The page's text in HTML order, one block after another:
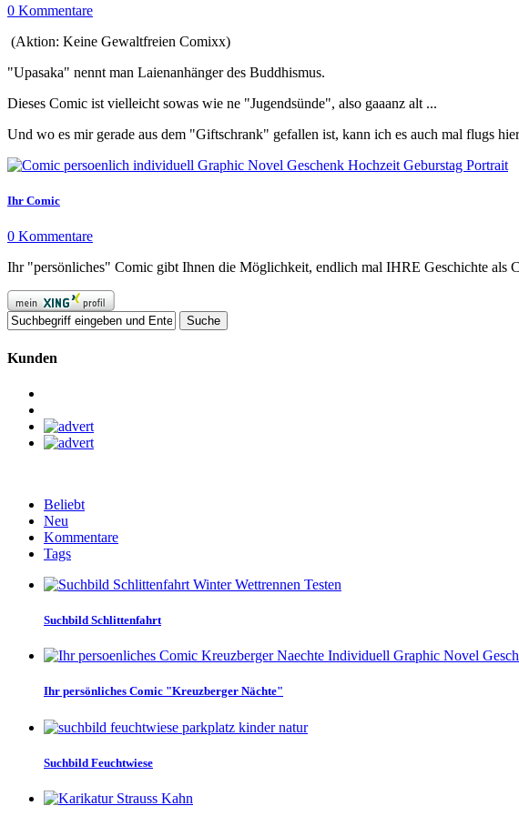
0 Kommentare
(Aktion: Keine Gewaltfreien Comixx)
"Upasaka" nennt man Laienanhänger des Buddhismus.
Dieses Comic ist vielleicht sowas wie ne "Jugendsünde", also gaaanz alt ...
Und wo es mir gerade aus dem "Giftschrank" gefallen ist, kann ich es auch mal flugs
Ihr Comic
0 Kommentare
Ihr "persönliches" Comic gibt Ihnen die Möglichkeit, endlich mal IHRE Geschichte als
Kunden
Beliebt
Neu
Kommentare
Tags
Suchbild Schlittenfahrt
Ihr persönliches Comic "Kreuzberger Nächte"
Suchbild Feuchtwiese